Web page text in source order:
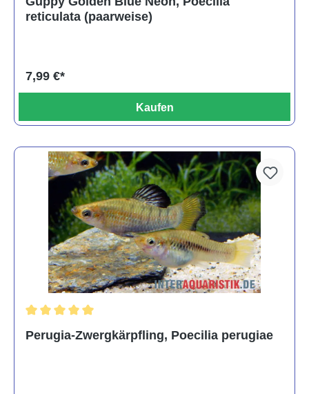
reticulata (paarweise)
7,99 €*
Kaufen
Perugia-Zwergkärpfling, Poecilia perugiae